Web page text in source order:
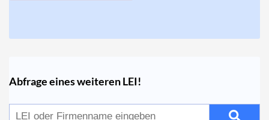
Abfrage eines weiteren LEI!